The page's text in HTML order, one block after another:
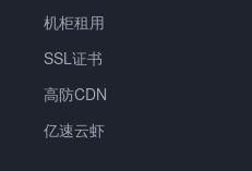
机柜租用
SSL证书
高防CDN
亿速云虾